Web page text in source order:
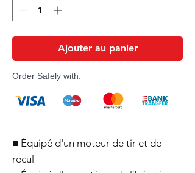
Ajouter au panier
Order Safely with:
■ Équipé d'un moteur de tir et de
recul